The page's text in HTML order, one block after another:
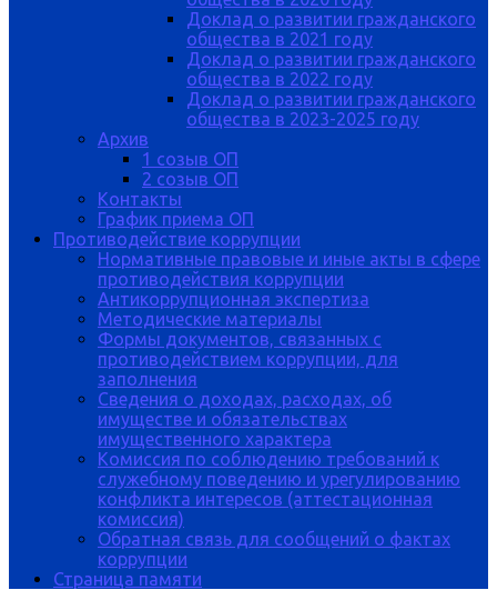
Доклад о развитии гражданского
общества в 2021 году
Доклад о развитии гражданского
общества в 2022 году
Доклад о развитии гражданского
общества в 2023-2025 году
Архив
1 созыв ОП
2 созыв ОП
Контакты
График приема ОП
Противодействие коррупции
Нормативные правовые и иные акты в сфере
противодействия коррупции
Антикоррупционная экспертиза
Методические материалы
Формы документов, связанных с
противодействием коррупции, для
заполнения
Сведения о доходах, расходах, об
имуществе и обязательствах
имущественного характера
Комиссия по соблюдению требований к
служебному поведению и урегулированию
конфликта интересов (аттестационная
комиссия)
Обратная связь для сообщений о фактах
коррупции
Страница памяти